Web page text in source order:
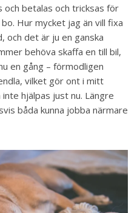
betalas och tricksas för
Hur mycket jag än vill fixa
och det är ju en ganska
behöva skaffa en till bil,
en gång – förmodligen
vilket gör ont i mitt
hjälpas just nu. Längre
båda kunna jobba närmare